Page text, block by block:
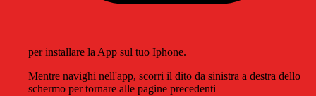
per installare la App sul tuo Iphone.
Mentre navighi nell'app, scorri il dito da sinistra a destra dello
schermo per tornare alle pagine precedenti